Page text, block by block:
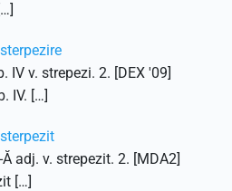
IV v. strepezi. 2. [DEX '09]
IV. […]
Ă adj. v. strepezit. 2. [MDA2]
[…]